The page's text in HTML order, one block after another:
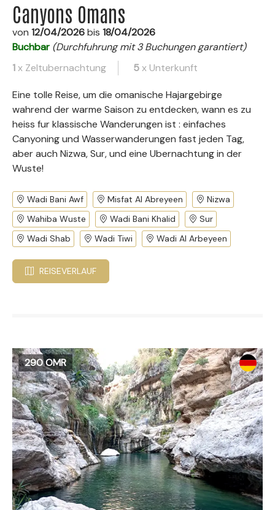
Canyons Omans
von 12/04/2026bis 18/04/2026
Buchbar (Durchfuhrung mit 3 Buchungen garantiert)
1x Zeltubernachtung 5x Unterkunft
Eine tolle Reise, um die omanische Hajargebirge
wahrend der warme Saison zu entdecken, wann es zu
heiss fur klassische Wanderungen ist : einfaches
Canyoning und Wasserwanderungen fast jeden Tag,
aber auch Nizwa, Sur, und eine Ubernachtung in der
Wuste!
Wadi Bani Awf Misfat Al Abreyeen
Nizwa
Wahiba Wuste
Wadi Bani Khalid
Sur
Wadi Shab
Wadi Tiwi Wadi Al Arbeyeen
REISEVERLAUF
290 OMR